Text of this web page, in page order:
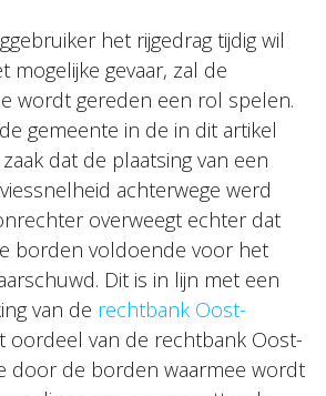
het rijgedrag tijdig wil
mogelijke gevaar, zal de
wordt gereden een rol spelen.
gemeente in de in dit artikel
dat de plaatsing van een
achterwege werd
overweegt echter dat
borden voldoende voor het
Dit is in lijn met een
van de rechtbank Oost-
oordeel van de rechtbank Oost-
door de borden waarmee wordt